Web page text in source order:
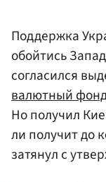
Поддержка
обойтись
согласился
валютный
Но получил
ли получит до
затянул с